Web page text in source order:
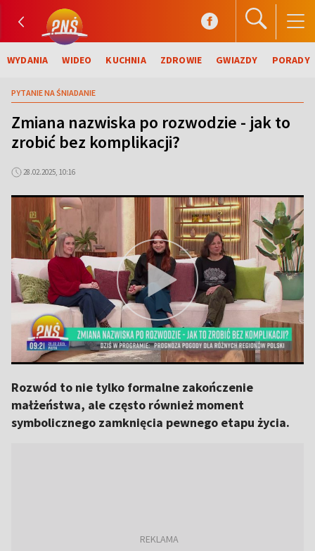
WYDANIA WIDEO KUCHNIA ZDROWIE GWIAZDY PORADY
PYTANIE NA ŚNIADANIE
Zmiana nazwiska po rozwodzie - jak to
zrobić bez komplikacji?
28.02.2025, 10:16
Rozwód to nie tylko formalne zakończenie
małżeństwa, ale często również moment
symbolicznego zamknięcia pewnego etapu życia.